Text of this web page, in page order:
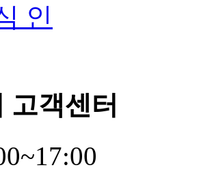
고객센터